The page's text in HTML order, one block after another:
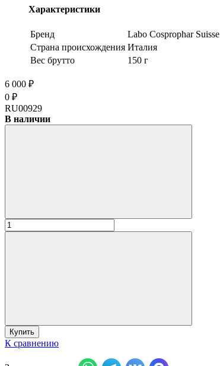
Характеристики
Бренд
Labo Cosprophar Suisse
Страна происхождения Италия
Вес брутто
150 г
6 000 ₽
0 ₽
RU00929
В наличии
К сравнению